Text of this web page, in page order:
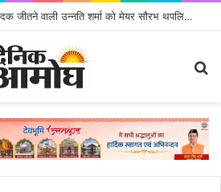
कॉमनवेल्थ गेम्स में कांस्य पदक जीतने वाली उन्नति शर्मा को मेयर सौरभ थपलियाल ने किया सम्मानित